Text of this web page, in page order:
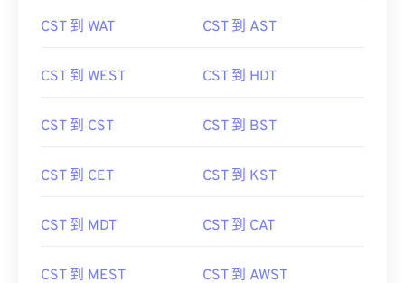
CST 到 WAT CST 到 AST
CST 到 WEST CST 到 HDT
CST 到 CST CST 到 BST
CST 到 CET CST 到 KST
CST 到 MDT CST 到 CAT
CST 到 MEST CST 到 AWST